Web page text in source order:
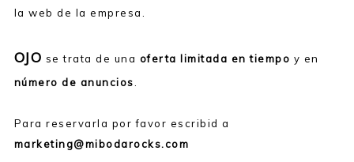
la web de la empresa.
OJO se trata de una oferta limitada en tiempo y en
número de anuncios.
Para reservarla por favor escribid a
marketing@mibodarocks.com